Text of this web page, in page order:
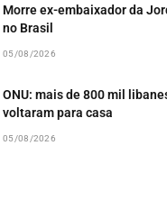
Morre ex-embaixador da
no Brasil
05/08/2026
ONU: mais de 800 mil
voltaram para casa
05/08/2026